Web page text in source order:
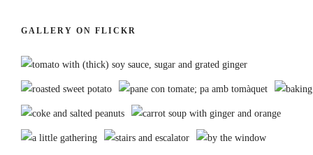
GALLERY ON FLICKR